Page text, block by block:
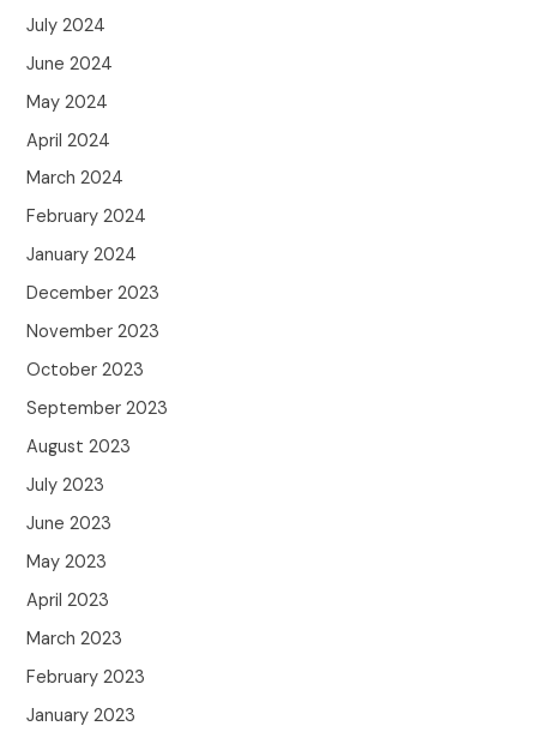
July 2024
June 2024
May 2024
April 2024
March 2024
February 2024
January 2024
December 2023
November 2023
October 2023
September 2023
August 2023
July 2023
June 2023
May 2023
April 2023
March 2023
February 2023
January 2023